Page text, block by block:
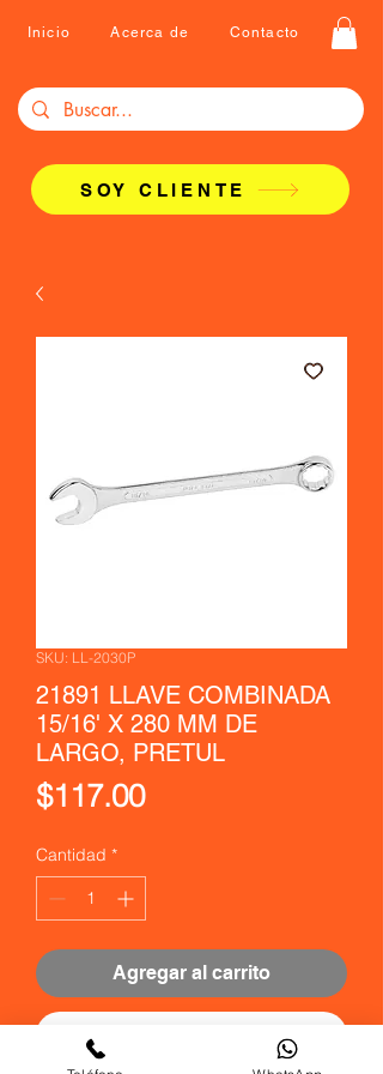
Inicio Acerca de Contacto
SOY CLIENTE
SKU: LL-2030P
21891 LLAVE COMBINADA
15/16' X 280 MM DE
LARGO, PRETUL
$117.00Precio
Cantidad *
Agregar al carrito